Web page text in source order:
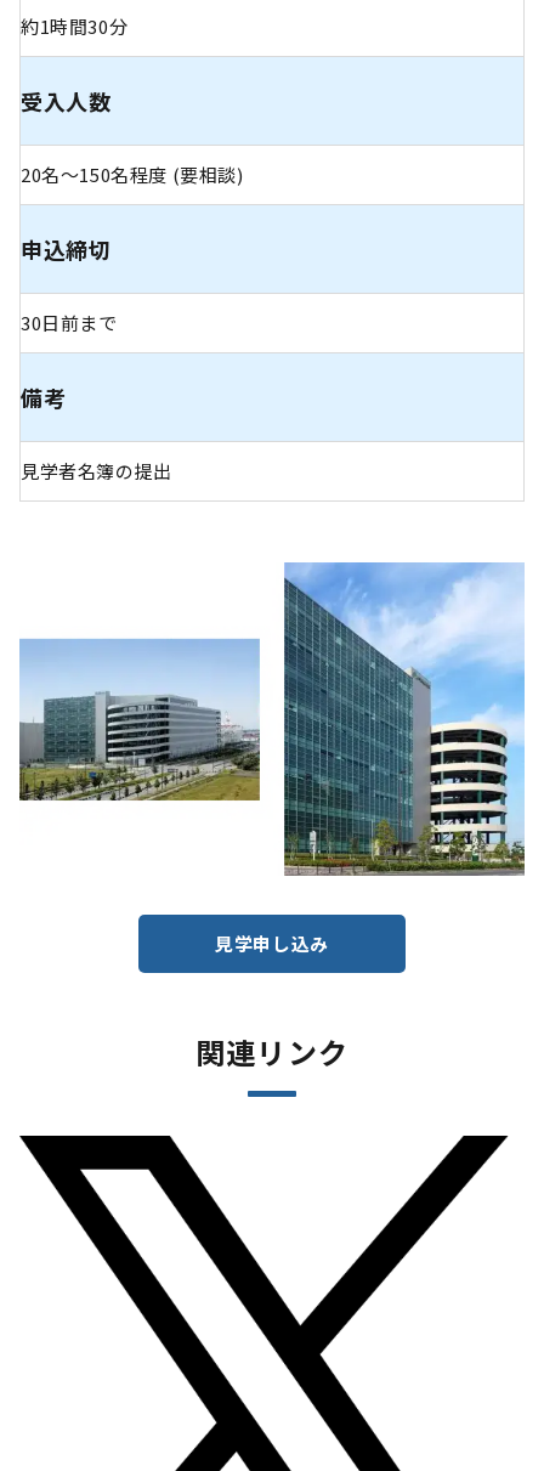
約1時間30分
受入人数
20名～150名程度 (要相談)
申込締切
30日前まで
備考
見学者名簿の提出
見学申し込み
関連リンク